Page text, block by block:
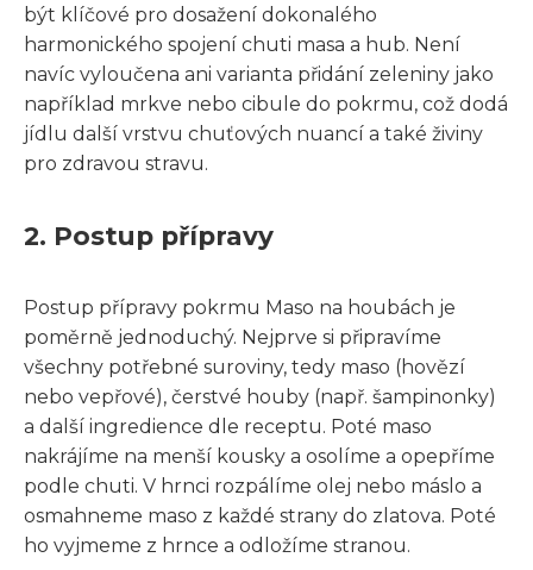
být klíčové pro dosažení dokonalého
harmonického spojení chuti masa a hub. Není
navíc vyloučena ani varianta přidání zeleniny jako
například mrkve nebo cibule do pokrmu, což dodá
jídlu další vrstvu chuťových nuancí a také živiny
pro zdravou stravu.
2. Postup přípravy
Postup přípravy pokrmu Maso na houbách je
poměrně jednoduchý. Nejprve si připravíme
všechny potřebné suroviny, tedy maso (hovězí
nebo vepřové), čerstvé houby (např. šampinonky)
a další ingredience dle receptu. Poté maso
nakrájíme na menší kousky a osolíme a opepříme
podle chuti. V hrnci rozpálíme olej nebo máslo a
osmahneme maso z každé strany do zlatova. Poté
ho vyjmeme z hrnce a odložíme stranou.